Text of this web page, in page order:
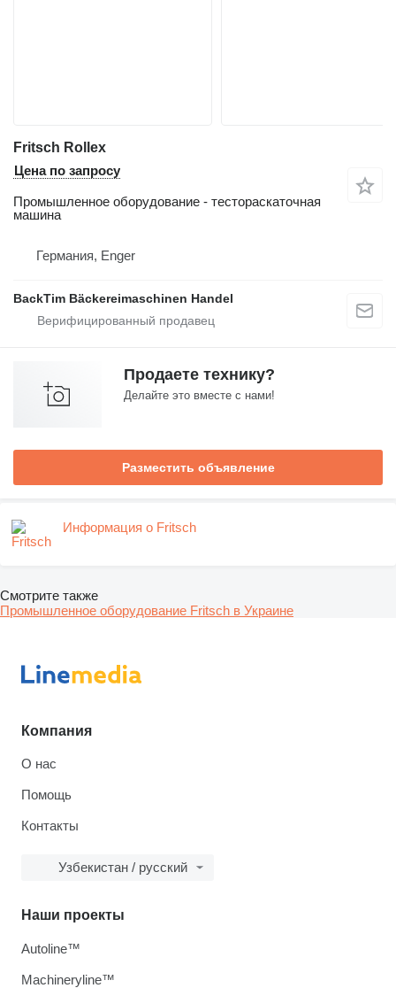
Fritsch Rollex
Цена по запросу
Промышленное оборудование - тестораскаточная
машина
Германия, Enger
BackTim Bäckereimaschinen Handel
Продаете технику?
Делайте это вместе с нами!
Разместить объявление
Информация о Fritsch
Смотрите также
Промышленное оборудование Fritsch в Украине
Компания
О нас
Помощь
Контакты
Узбекистан / русский
Наши проекты
Autoline™
Machineryline™